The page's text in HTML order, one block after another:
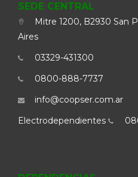
SEDE CENTRAL
Mitre 1200, B2930 San
Aires
03329-431300
0800-888-7737
info@coopser.com.ar
Electrodependientes